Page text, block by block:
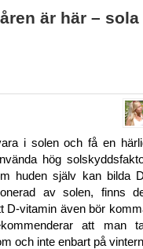
är här – sola
i solen och få en
hög
huden själv kan bilda
av solen, finns
D-vitamin även bör
att man
och inte enbart på